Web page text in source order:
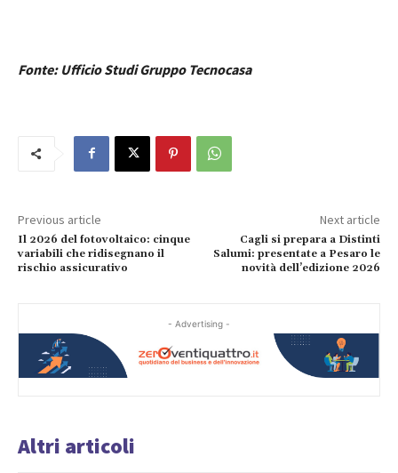
Fonte: Ufficio Studi Gruppo Tecnocasa
Previous article
Il 2026 del fotovoltaico: cinque
variabili che ridisegnano il
rischio assicurativo
Next article
Cagli si prepara a Distinti
Salumi: presentate a Pesaro le
novità dell’edizione 2026
- Advertising -
Altri articoli